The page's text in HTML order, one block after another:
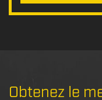
Obtenez le